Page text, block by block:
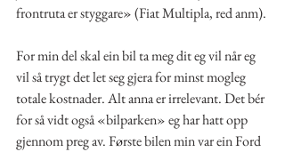
frontruta er styggare» (Fiat Multipla, red anm).
For min del skal ein bil ta meg dit eg vil når eg
vil så trygt det let seg gjera for minst mogleg
totale kostnader. Alt anna er irrelevant. Det bér
for så vidt også «bilparken» eg har hatt opp
gjennom preg av. Første bilen min var ein Ford